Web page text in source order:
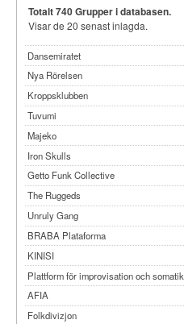
Totalt 740 Grupper i databasen.
Visar de 20 senast inlagda.
Dansemiratet
Nya Rörelsen
Kroppsklubben
Tuvumi
Majeko
Iron Skulls
Getto Funk Collective
The Ruggeds
Unruly Gang
BRABA Plataforma
KINISI
Plattform för improvisation och somatik
AFIA
Folkdivizjon